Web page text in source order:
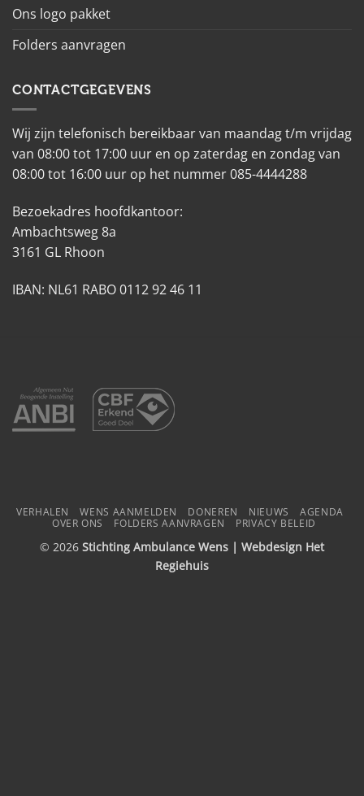
Ons logo pakket
Folders aanvragen
CONTACTGEGEVENS
Wij zijn telefonisch bereikbaar van maandag t/m vrijdag
van 08:00 tot 17:00 uur en op zaterdag en zondag van
08:00 tot 16:00 uur op het nummer 085-4444288
Bezoekadres hoofdkantoor:
Ambachtsweg 8a
3161 GL Rhoon
IBAN: NL61 RABO 0112 92 46 11
VERHALEN WENS AANMELDEN DONEREN NIEUWS
AGENDA
OVER ONS
FOLDERS AANVRAGEN PRIVACY BELEID
© 2026 Stichting Ambulance Wens | Webdesign Het
Regiehuis